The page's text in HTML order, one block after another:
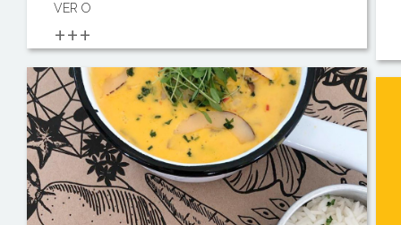
VER O
+++